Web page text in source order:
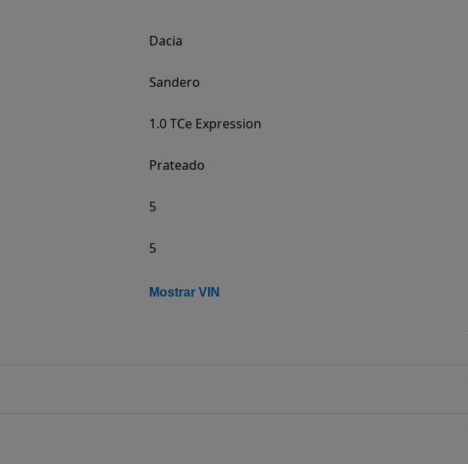
Dacia
Sandero
1.0 TCe Expression
Prateado
5
5
Mostrar VIN